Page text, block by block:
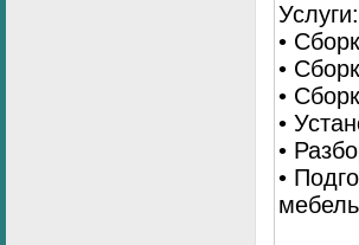
Услуги:
•
•
•
•
•
•